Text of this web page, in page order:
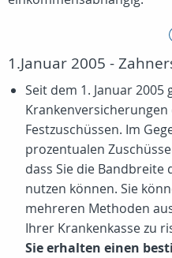
1.Januar 2005 -
Seit dem 1. Januar 2005
Krankenversicherungen
Festzuschüssen. Im
prozentualen
dass Sie die
nutzen können. Sie
mehreren Methoden
Ihrer Krankenkasse zu
Sie erhalten einen